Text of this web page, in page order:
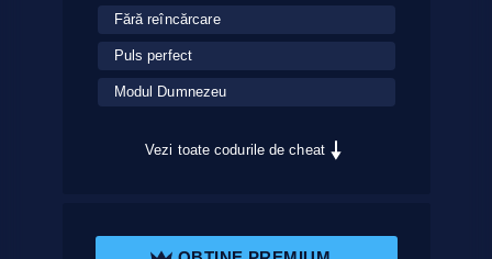
Fără reîncărcare
Puls perfect
Modul Dumnezeu
Vezi toate codurile de cheat